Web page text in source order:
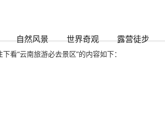
自然风景 世界奇观 露营徒步
看“云南旅游必去景区”的内容如下：